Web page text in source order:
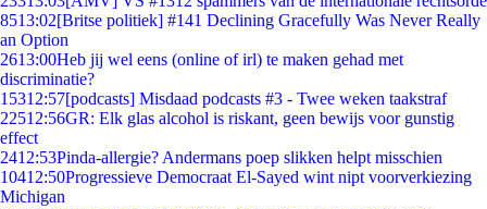
8513:02[Britse politiek] #141 Declining Gracefully Was Never Really
an Option
2613:00Heb jij wel eens (online of irl) te maken gehad met
discriminatie?
15312:57[podcasts] Misdaad podcasts #3 - Twee weken taakstraf
22512:56GR: Elk glas alcohol is riskant, geen bewijs voor gunstig
effect
2412:53Pinda-allergie? Andermans poep slikken helpt misschien
10412:50Progressieve Democraat El-Sayed wint nipt voorverkiezing
Michigan